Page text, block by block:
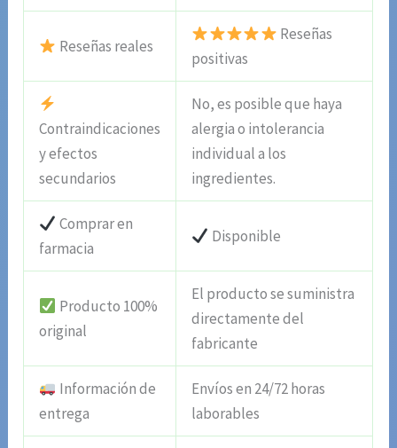
Reseñas reales
Reseñas
positivas
Contraindicaciones
y efectos
secundarios
No, es posible que haya
alergia o intolerancia
individual a los
ingredientes.
Comprar en
farmacia
Disponible
Producto 100%
original
El producto se suministra
directamente del
fabricante
Información de
entrega
Envíos en 24/72 horas
laborables